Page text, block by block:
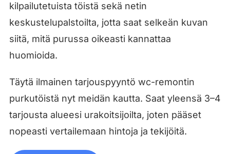
kilpailutetuista töistä sekä netin
keskustelupalstoilta, jotta saat selkeän kuvan
siitä, mitä purussa oikeasti kannattaa
huomioida.
Täytä ilmainen tarjouspyyntö wc-remontin
purkutöistä nyt meidän kautta. Saat yleensä 3–4
tarjousta alueesi urakoitsijoilta, joten pääset
nopeasti vertailemaan hintoja ja tekijöitä.